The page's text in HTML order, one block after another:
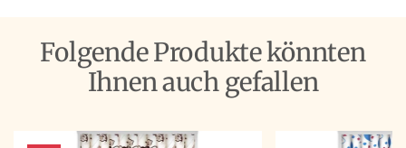
Folgende Produkte könnten
Ihnen auch gefallen